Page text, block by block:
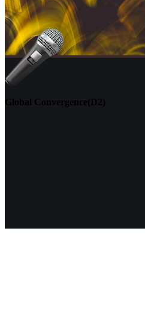
Global Convergence(D2)